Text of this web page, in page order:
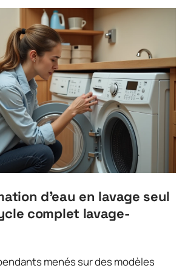
d’eau en lavage seul
complet lavage-
menés sur des modèles